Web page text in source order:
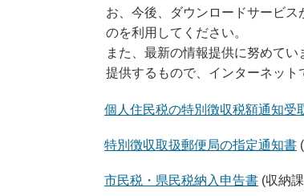
お、今後、ダウンロードサービ
のを利用してください。
また、最新の情報提供に努めて
提供するもので、インターネット
個人住民税の特別徴収税額通知受
特別徴収取扱郵便局の指定通知書
市民税・県民税納入申告書 (収納